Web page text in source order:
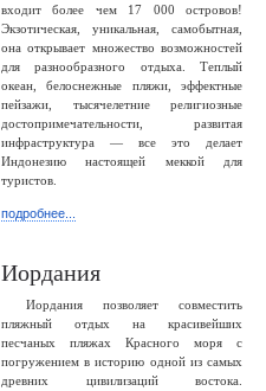
входит более чем 17 000 островов!
Экзотическая, уникальная, самобытная,
она открывает множество возможностей
для разнообразного отдыха. Теплый
океан, белоснежные пляжи, эффектные
пейзажи, тысячелетние религиозные
достопримечательности, развитая
инфраструктура — все это делает
Индонезию настоящей меккой для
туристов.
подробнее...
Иордания
Иордания позволяет совместить
пляжный отдых на красивейших
песчаных пляжах Красного моря с
погружением в историю одной из самых
древних цивилизаций востока.